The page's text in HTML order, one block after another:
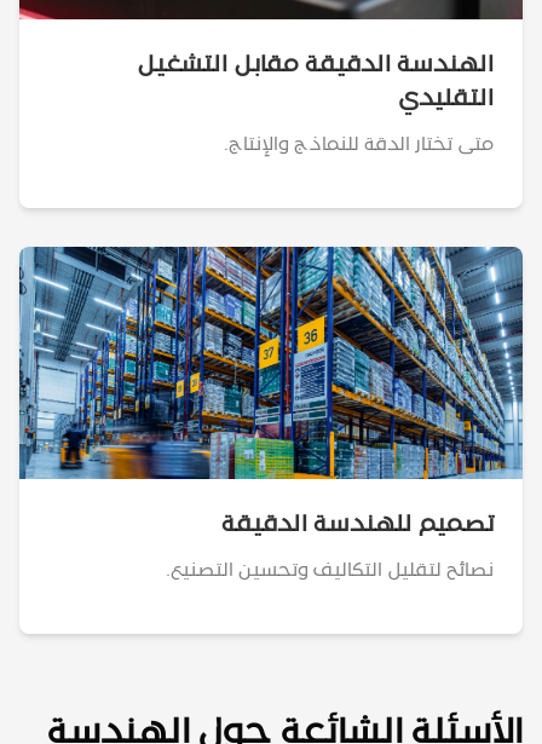
الهندسة الدقيقة مقابل التشغيل
التقليدي
متى تختار الدقة للنماذج والإنتاج.
تصميم للهندسة الدقيقة
نصائح لتقليل التكاليف وتحسين التصنيع.
الأسئلة الشائعة حول الهندسة